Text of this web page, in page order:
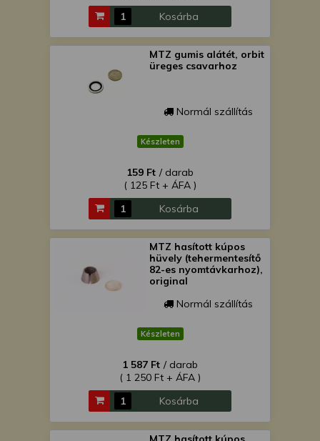
Kosárba
MTZ gumis alátét, orbit
üreges csavarhoz
Normál szállítás
Készleten
159 Ft / darab
( 125 Ft + ÁFA )
Kosárba
MTZ hasított kúpos
hüvely (tehermentesítő
82-es nyomtávkarhoz),
original
Normál szállítás
Készleten
1 587 Ft / darab
( 1 250 Ft + ÁFA )
Kosárba